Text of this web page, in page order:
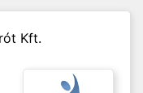
Kft.